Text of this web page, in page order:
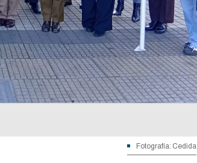
Fotografía: Cedida